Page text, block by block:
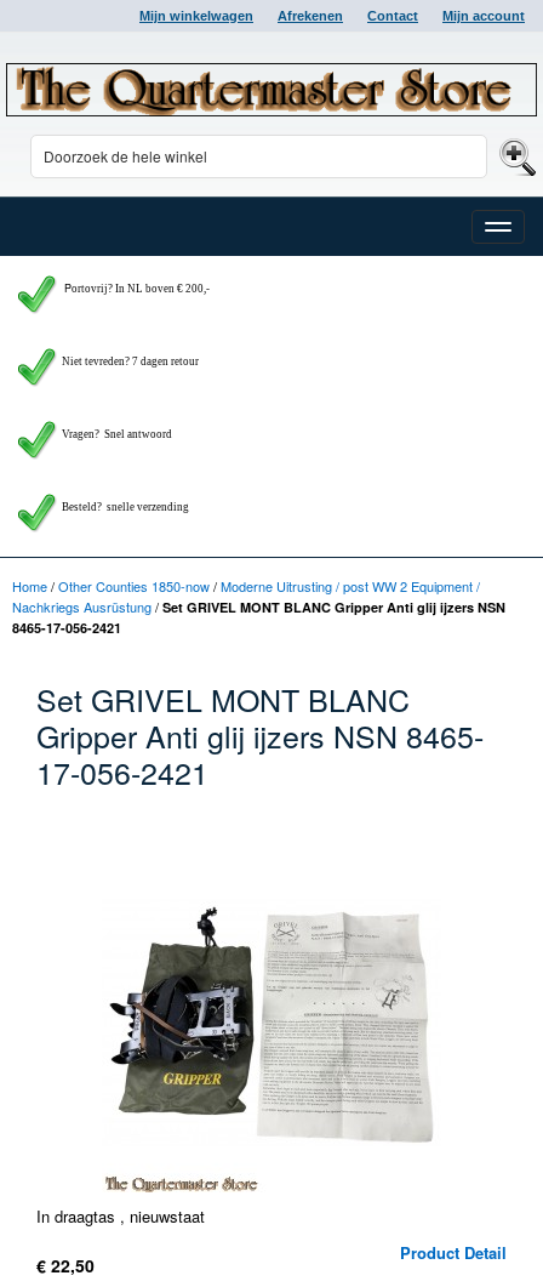
Mijn winkelwagen Afrekenen Contact Mijn account
Toggle
Portovrij? In NL boven € 200,-
Niet tevreden? 7 dagen retour
Vragen? Snel antwoord
Besteld? snelle verzending
Home/Other Counties 1850-now/Moderne Uitrusting / post WW 2 Equipment /
Nachkriegs Ausrüstung/ Set GRIVEL MONT BLANC Gripper Anti glij ijzers NSN
8465-17-056-2421
Set GRIVEL MONT BLANC
Gripper Anti glij ijzers NSN 8465-
17-056-2421
In draagtas , nieuwstaat
Product Detail
€ 22,50